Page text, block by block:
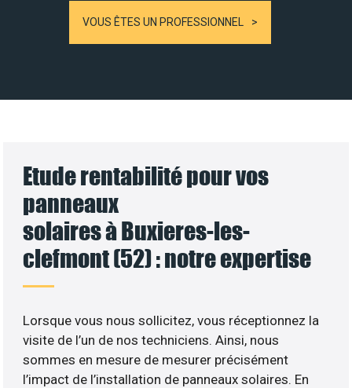
VOUS ÊTES UN PROFESSIONNEL
Etude rentabilité pour vos
panneaux
solaires à Buxieres-les-
clefmont (52) : notre expertise
Lorsque vous nous sollicitez, vous réceptionnez la
visite de l’un de nos techniciens. Ainsi, nous
sommes en mesure de mesurer précisément
l’impact de l’installation de panneaux solaires. En